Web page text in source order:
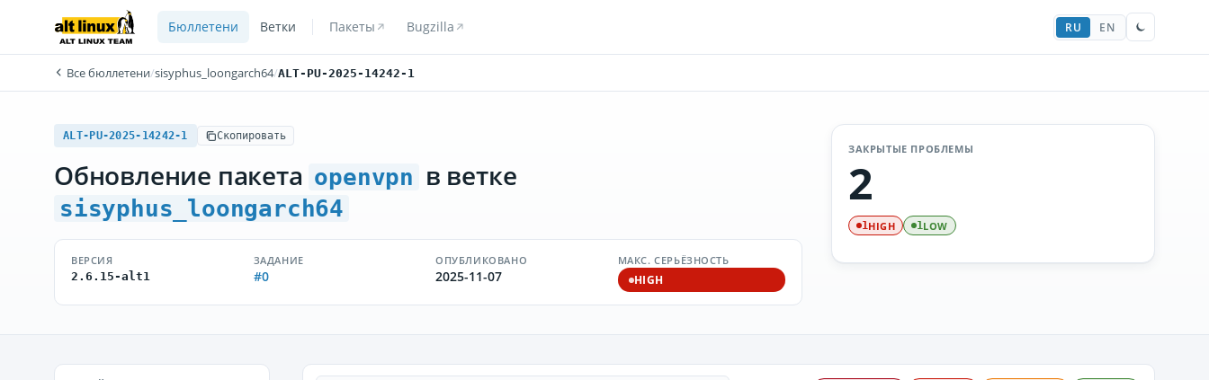
Бюллетени Ветки Пакеты Bugzilla RU EN
Все бюллетени/sisyphus_loongarch64/ALT-PU-2025-14242-1
ALT-PU-2025-14242-1 Скопировать
Обновление пакета openvpn в ветке
sisyphus_loongarch64
ВЕРСИЯ
2.6.15-alt1
ЗАДАНИЕ
#0
ОПУБЛИКОВАНО
2025-11-07
МАКС. СЕРЬЁЗНОСТЬ
HIGH
ЗАКРЫТЫЕ ПРОБЛЕМЫ
2
1HIGH 1LOW